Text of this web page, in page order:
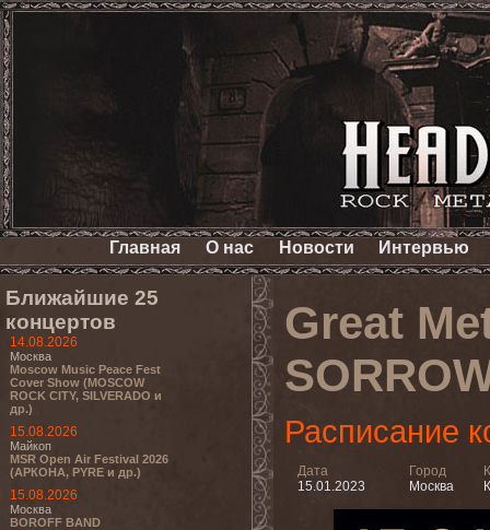
Главная О нас Новости Интервью
Ближайшие 25
концертов
14.08.2026
Москва
Moscow Music Peace Fest
Cover Show (MOSCOW
ROCK CITY, SILVERADO и
др.)
15.08.2026
Майкоп
MSR Open Air Festival 2026
(АРКОНА, PYRE и др.)
15.08.2026
Москва
BOROFF BAND
Great
Расписание
Дата
15.01.2023
Город
Москва